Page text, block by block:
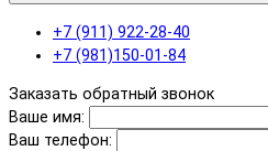
+7 (911) 922-28-40
+7 (981)150-01-84
Заказать обратный звонок
Ваше имя:
Ваш телефон: